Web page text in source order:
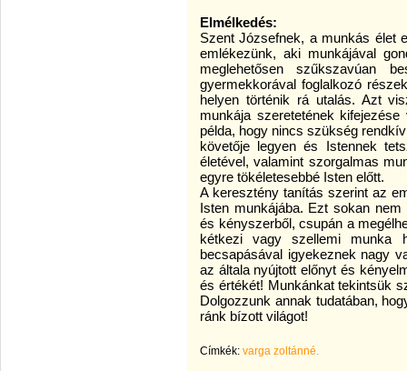
Elmélkedés:
Szent Józsefnek, a munkás élet
emlékezünk, aki munkájával
meglehetősen szűkszavúan
gyermekkorával foglalkozó
helyen történik rá utalás. Azt
munkája szeretetének
példa, hogy nincs szükség
követője legyen és Istennek
életével, valamint szorgalmas
egyre tökéletesebbé Isten előtt.
A keresztény tanítás szerint az
Isten munkájába. Ezt sokan
és kényszerből, csupán a
kétkezi vagy szellemi munka
becsapásával igyekeznek nagy
az általa nyújtott előnyt és
és értékét! Munkánkat tekintsük
Dolgozzunk annak tudatában,
ránk bízott világot!
Címkék: varga zoltánné.